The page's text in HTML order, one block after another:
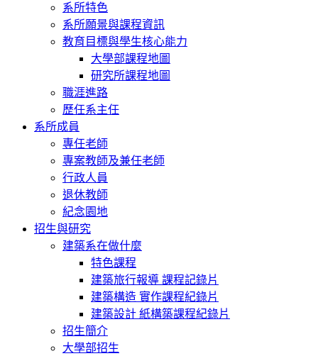
系所特色
系所願景與課程資訊
教育目標與學生核心能力
大學部課程地圖
研究所課程地圖
職涯進路
歷任系主任
系所成員
專任老師
專案教師及兼任老師
行政人員
退休教師
紀念園地
招生與研究
建築系在做什麼
特色課程
建築旅行報導 課程記錄片
建築構造 實作課程紀錄片
建築設計 紙構築課程紀錄片
招生簡介
大學部招生